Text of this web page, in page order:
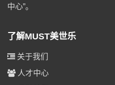
中心”。
了解MUST美世乐
关于我们
人才中心